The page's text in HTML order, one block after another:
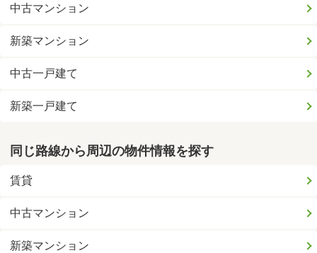
中古マンション
新築マンション
中古一戸建て
新築一戸建て
同じ路線から周辺の物件情報を探す
賃貸
中古マンション
新築マンション